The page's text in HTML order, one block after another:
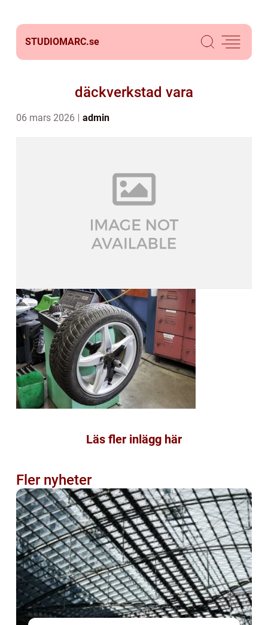
STUDIOMARC.se
däckverkstad vara
06 mars 2026 admin
Läs fler inlägg här
Fler nyheter